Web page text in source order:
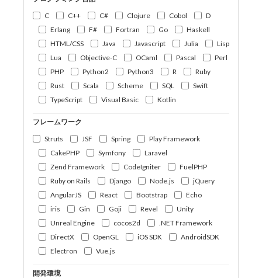
C
C++ C# Clojure Cobol
D
Erlang
F# Fortran Go
Haskell
HTML/CSS
Java Javascript Julia
Lisp
Lua
Objective-C OCaml Pascal
Perl
PHP
Python2 Python3 R
Ruby
Rust
Scala Scheme SQL
Swift
TypeScript
Visual Basic Kotlin
フレームワーク
Struts
JSF Spring
Play Framework
CakePHP
Symfony
Laravel
Zend Framework
CodeIgniter
FuelPHP
Ruby on Rails
Django Node.js
jQuery
AngularJS
React Bootstrap
Echo
iris
Gin Goji Revel
Unity
Unreal Engine
cocos2d
.NET Framework
DirectX
OpenGL iOS SDK
AndroidSDK
Electron
Vue.js
開発環境